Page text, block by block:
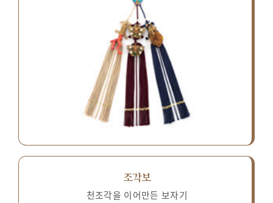
조각보
천조각을 이어만든 보자기